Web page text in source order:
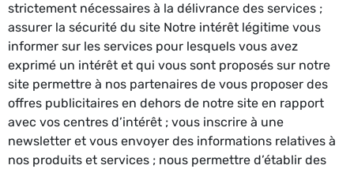
strictement nécessaires à la délivrance des services ;
assurer la sécurité du site Notre intérêt légitime vous
informer sur les services pour lesquels vous avez
exprimé un intérêt et qui vous sont proposés sur notre
site permettre à nos partenaires de vous proposer des
offres publicitaires en dehors de notre site en rapport
avec vos centres d’intérêt ; vous inscrire à une
newsletter et vous envoyer des informations relatives à
nos produits et services ; nous permettre d’établir des